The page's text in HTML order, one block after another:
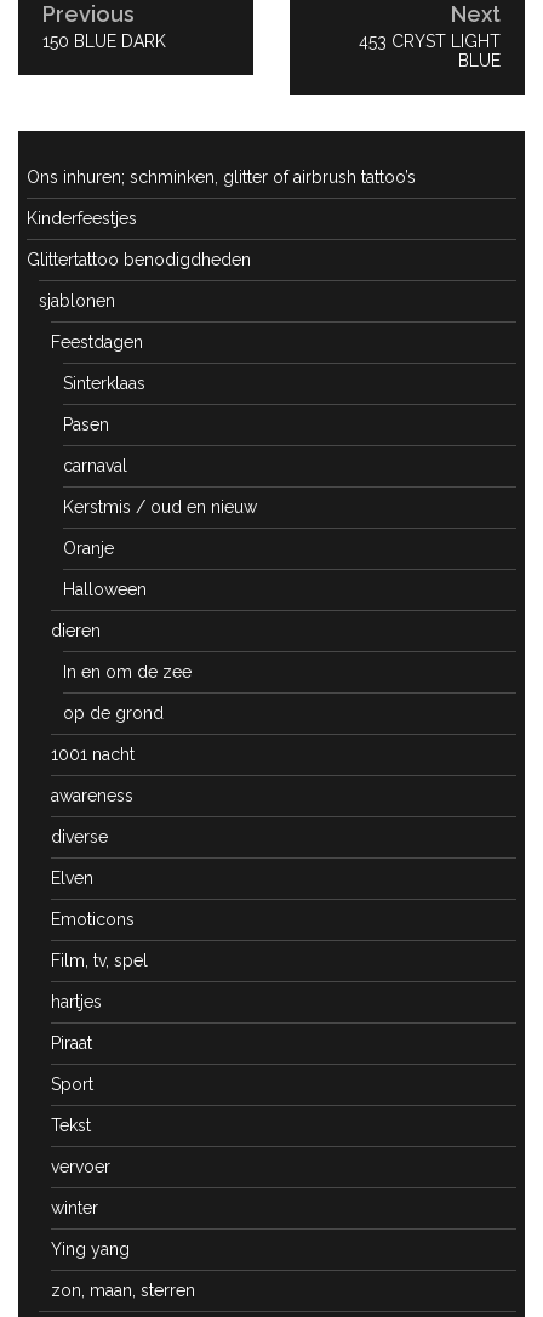
Previous
PREVIOUS
150 BLUE DARK
Next
NEXT
453 CRYST LIGHT
BLUE
Ons inhuren; schminken, glitter of airbrush tattoo’s
Kinderfeestjes
Glittertattoo benodigdheden
sjablonen
Feestdagen
Sinterklaas
Pasen
carnaval
Kerstmis / oud en nieuw
Oranje
Halloween
dieren
In en om de zee
op de grond
1001 nacht
awareness
diverse
Elven
Emoticons
Film, tv, spel
hartjes
Piraat
Sport
Tekst
vervoer
winter
Ying yang
zon, maan, sterren